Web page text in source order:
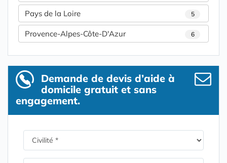
Pays de la Loire 5
Provence-Alpes-Côte-D'Azur 6
Demande de devis d’aide à
domicile gratuit et sans
engagement.